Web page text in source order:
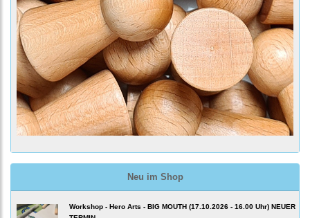
Neu im Shop
Workshop - Hero Arts - BIG MOUTH (17.10.2026 - 16.00 Uhr) NEUER